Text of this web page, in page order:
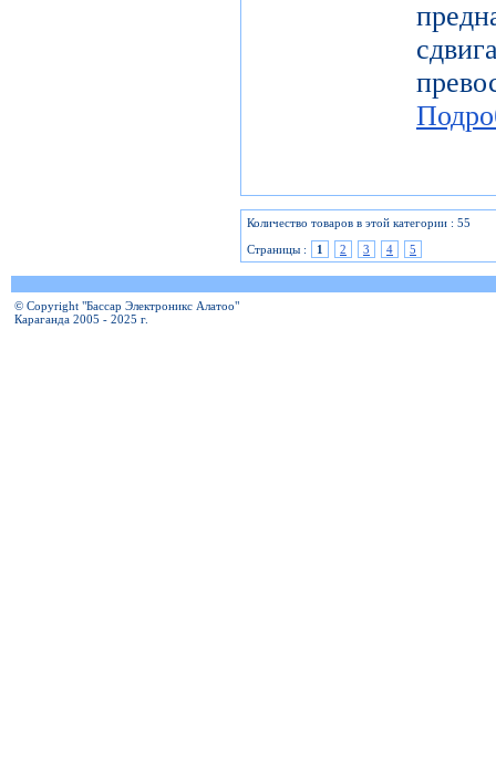
Количество товаров в этой категории : 55
Страницы :
1 2 3 4 5
© Copyright "Бассар Электроникс Алатоо"
Караганда 2005 - 2025 г.